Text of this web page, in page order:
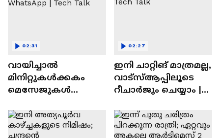
വായിച്ചാൽ
മിനിറ്റുകൾക്കകം
മെസേജുകള്‍
WhatsApp | Tech Talk
02:31
ഇനി ചാറ്റിങ് മാത്രമല്ല,
വാട്‌സ്‌ആപ്പിലൂടെ
റീചാർജും ചെയ്യാം |
Tech Talk
02:27